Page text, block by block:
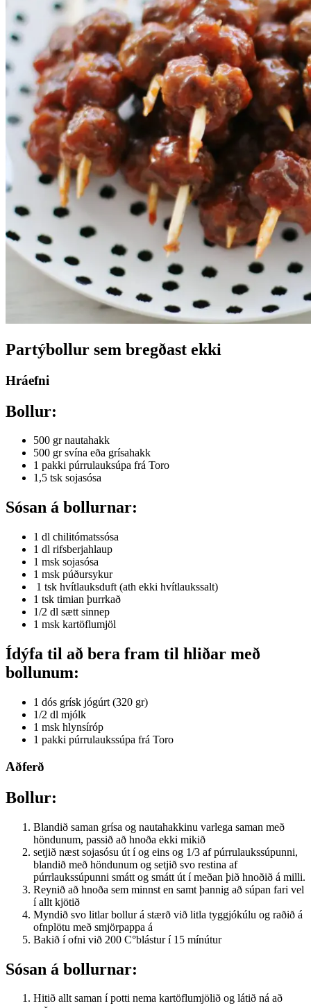
Partýbollur sem bregðast ekki
Hráefni
Bollur:
500 gr nautahakk
500 gr svína eða grísahakk
1 pakki púrrulauksúpa frá Toro
1,5 tsk sojasósa
Sósan á bollurnar:
1 dl chilitómatssósa
1 dl rifsberjahlaup
1 msk sojasósa
1 msk púðursykur
1 tsk hvítlauksduft (ath ekki hvítlaukssalt)
1 tsk timian þurrkað
1/2 dl sætt sinnep
1 msk kartöflumjöl
Ídýfa til að bera fram til hliðar með
bollunum:
1 dós grísk jógúrt (320 gr)
1/2 dl mjólk
1 msk hlynsíróp
1 pakki púrrulaukssúpa frá Toro
Aðferð
Bollur:
Blandið saman grísa og nautahakkinu varlega saman með
höndunum, passið að hnoða ekki mikið
setjið næst sojasósu út í og eins og 1/3 af púrrulaukssúpunni,
blandið með höndunum og setjið svo restina af
púrrlaukssúpunni smátt og smátt út í meðan þið hnoðið á milli.
Reynið að hnoða sem minnst en samt þannig að súpan fari vel
í allt kjötið
Myndið svo litlar bollur á stærð við litla tyggjókúlu og raðið á
ofnplötu með smjörpappa á
Bakið í ofni við 200 C°blástur í 15 mínútur
Sósan á bollurnar:
Hitið allt saman í potti nema kartöflumjölið og látið ná að